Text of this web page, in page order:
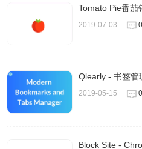
Tomato Pie番茄
2019-07-03
Qlearly - 书签管
2019-05-15
Block Site -